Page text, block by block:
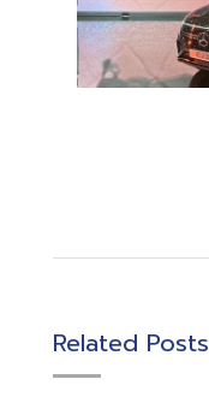
Related Posts